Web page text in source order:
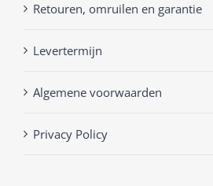
Retouren, omruilen en garantie
Levertermijn
Algemene voorwaarden
Privacy Policy